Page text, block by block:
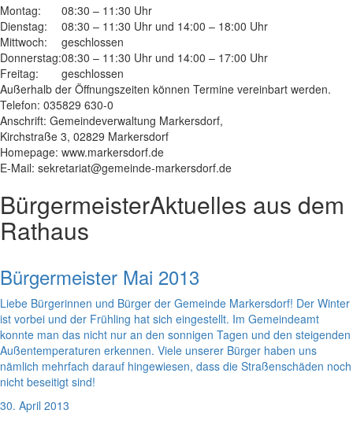
Montag:
08:30 – 11:30 Uhr
Dienstag:
08:30 – 11:30 Uhr und 14:00 – 18:00 Uhr
Mittwoch:
geschlossen
Donnerstag:08:30 – 11:30 Uhr und 14:00 – 17:00 Uhr
Freitag:
geschlossen
Außerhalb der Öffnungszeiten können Termine vereinbart werden.
Telefon: 035829 630-0
Anschrift: Gemeindeverwaltung Markersdorf,
Kirchstraße 3, 02829 Markersdorf
Homepage: www.markersdorf.de
E-Mail: sekretariat@gemeinde-markersdorf.de
BürgermeisterAktuelles aus dem
Rathaus
Bürgermeister Mai 2013
Liebe Bürgerinnen und Bürger der Gemeinde Markersdorf! Der Winter
ist vorbei und der Frühling hat sich eingestellt. Im Gemeindeamt
konnte man das nicht nur an den sonnigen Tagen und den steigenden
Außentemperaturen erkennen. Viele unserer Bürger haben uns
nämlich mehrfach darauf hingewiesen, dass die Straßenschäden noch
nicht beseitigt sind!
30. April 2013